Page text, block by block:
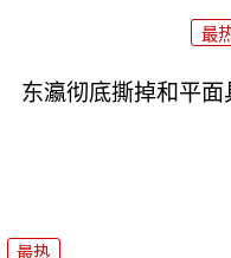
最
东瀛彻底撕掉和平面
最热